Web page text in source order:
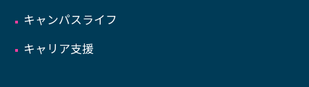
キャンパスライフ
キャリア支援